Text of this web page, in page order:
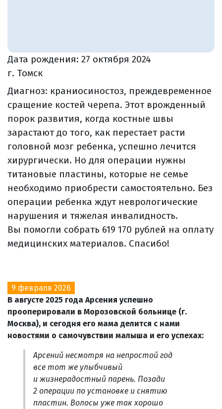
Дата рождения: 27 октября 2024
г. Томск
Диагноз: краниосиностоз, преждевременное
сращение костей черепа. Этот врожденный
порок развития, когда костные швы
зарастают до того, как перестает расти
головной мозг ребенка, успешно лечится
хирургически. Но для операции нужны
титановые пластины, которые не семье
необходимо приобрести самостоятельно. Без
операции ребенка ждут неврологические
нарушения и тяжелая инвалидность.
Вы помогли собрать 619 170 рублей на оплату
медицинских материалов. Спасибо!
9 февраля 2026
В августе 2025 года Арсения успешно
прооперировали в Морозовской больнице (г.
Москва), и сегодня его мама делится с нами
новостями о самочувствии малыша и его успехах:
Арсений несмотря на непростой год
все тот же улыбчивый
и жизнерадостный парень. Позади
2 операции по установке и снятию
пластин. Волосы уже так хорошо